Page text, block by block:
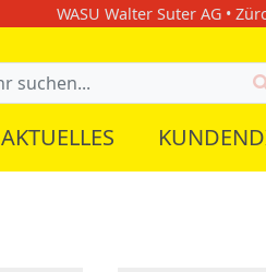
WASU Walter Suter AG •
AKTUELLES